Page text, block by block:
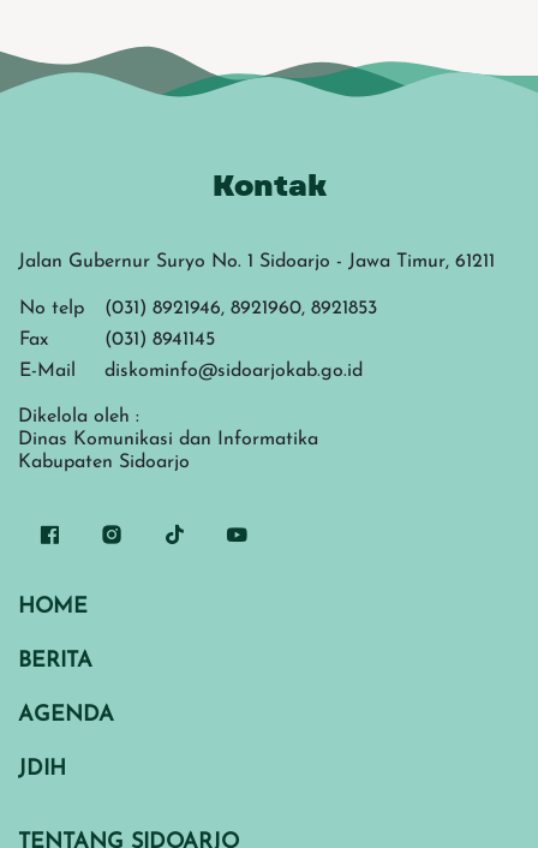
Kontak
Jalan Gubernur Suryo No. 1 Sidoarjo - Jawa Timur, 61211
No telp
(031) 8921946, 8921960, 8921853
Fax
(031) 8941145
E-Mail
diskominfo@sidoarjokab.go.id
Dikelola oleh :
Dinas Komunikasi dan Informatika
Kabupaten Sidoarjo
HOME
BERITA
AGENDA
JDIH
TENTANG SIDOARJO